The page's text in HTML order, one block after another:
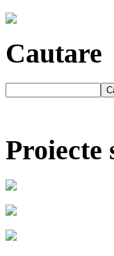
Cautare
Proiecte